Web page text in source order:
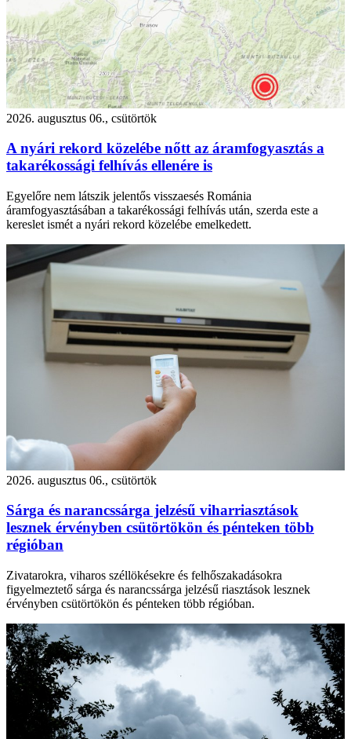
2026. augusztus 06., csütörtök
A nyári rekord közelébe nőtt az áramfogyasztás a
takarékossági felhívás ellenére is
Egyelőre nem látszik jelentős visszaesés Románia
áramfogyasztásában a takarékossági felhívás után, szerda este a
kereslet ismét a nyári rekord közelébe emelkedett.
2026. augusztus 06., csütörtök
Sárga és narancssárga jelzésű viharriasztások
lesznek érvényben csütörtökön és pénteken több
régióban
Zivatarokra, viharos széllökésekre és felhőszakadásokra
figyelmeztető sárga és narancssárga jelzésű riasztások lesznek
érvényben csütörtökön és pénteken több régióban.